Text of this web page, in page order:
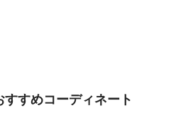
すめコーディネート